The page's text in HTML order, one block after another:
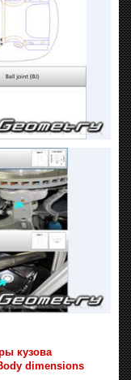
кузова
dimensions